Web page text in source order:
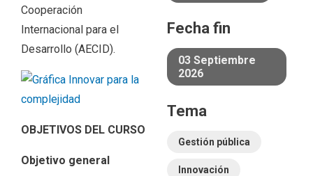
Cooperación
Internacional para el
Desarrollo (AECID).
OBJETIVOS DEL CURSO
Objetivo general
Fecha fin
03 Septiembre
2026
Tema
Gestión pública
Innovación